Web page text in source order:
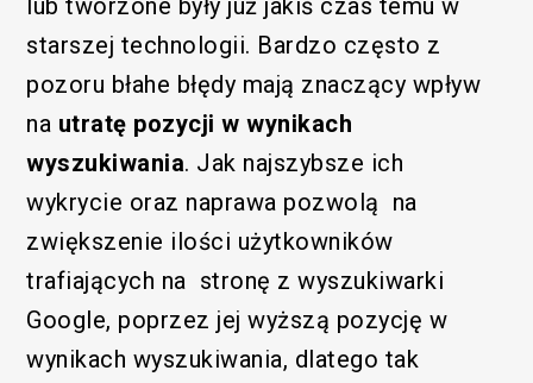
lub tworzone były już jakiś czas temu w
starszej technologii. Bardzo często z
pozoru błahe błędy mają znaczący wpływ
na utratę pozycji w wynikach
wyszukiwania. Jak najszybsze ich
wykrycie oraz naprawa pozwolą na
zwiększenie ilości użytkowników
trafiających na stronę z wyszukiwarki
Google, poprzez jej wyższą pozycję w
wynikach wyszukiwania, dlatego tak